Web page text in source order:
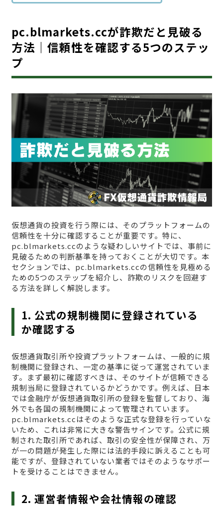
pc.blmarkets.ccが詐欺だと見破る
方法｜信頼性を確認する5つのステッ
プ
仮想通貨の投資を行う際には、そのプラットフォームの
信頼性を十分に確認することが重要です。特に、
pc.blmarkets.ccのような疑わしいサイトでは、事前に
見破るための判断基準を持っておくことが大切です。本
セクションでは、pc.blmarkets.ccの信頼性を見極める
ための5つのステップを紹介し、詐欺のリスクを回避す
る方法を詳しく解説します。
1. 公式の規制機関に登録されている
か確認する
仮想通貨取引所や投資プラットフォームは、一般的に規
制機関に登録され、一定の基準に従って運営されていま
す。まず最初に確認すべきは、そのサイトが信頼できる
規制当局に登録されているかどうかです。例えば、日本
では金融庁が仮想通貨取引所の登録を監督しており、海
外でも各国の規制機関によって管理されています。
pc.blmarkets.ccはそのような正式な登録を行っていな
いため、これは非常に大きな警告サインです。公式に規
制された取引所であれば、取引の安全性が保障され、万
が一の問題が発生した際には法的手段に訴えることも可
能ですが、登録されていない業者ではそのようなサポー
トを受けることはできません。
2. 運営者情報や会社情報の確認